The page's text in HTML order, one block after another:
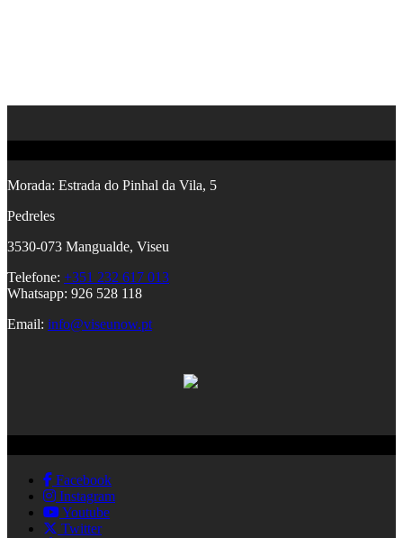
Morada: Estrada do Pinhal da Vila, 5
Pedreles
3530-073 Mangualde, Viseu
Telefone: +351 232 617 013
Whatsapp: 926 528 118
Email: info@viseunow.pt
Facebook
Instagram
Youtube
Twitter